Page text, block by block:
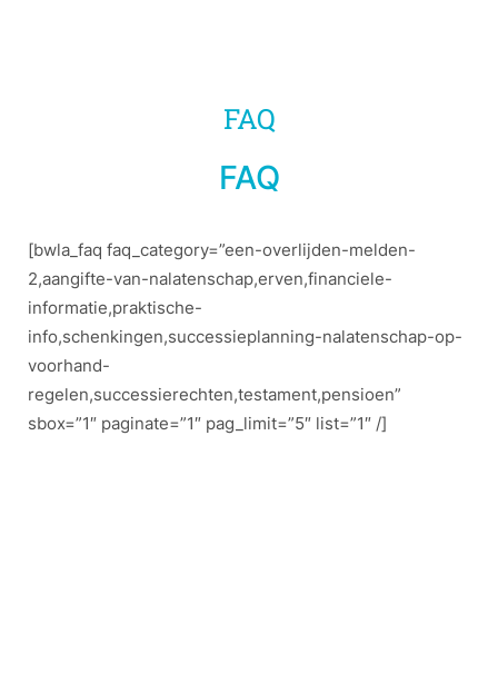
FAQ
FAQ
[bwla_faq faq_category=”een-overlijden-melden-
2,aangifte-van-nalatenschap,erven,financiele-
informatie,praktische-
info,schenkingen,successieplanning-nalatenschap-op-
voorhand-
regelen,successierechten,testament,pensioen”
sbox=”1″ paginate=”1″ pag_limit=”5″ list=”1″ /]